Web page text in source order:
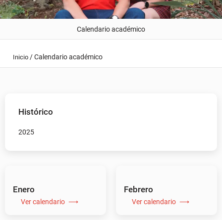
Calendario académico
Inicio /Calendario académico
Histórico
2025
Enero
Ver calendario
Febrero
Ver calendario